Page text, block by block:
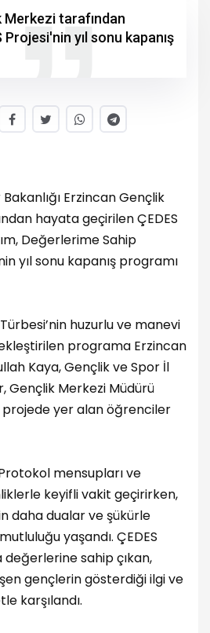
Merkezi tarafından
yıl sonu kapanış
Erzincan Gençlik
hayata geçirilen ÇEDES
Değerlerime Sahip
yıl sonu kapanış programı
huzurlu ve manevi
programa Erzincan
Kaya, Gençlik ve Spor İl
Gençlik Merkezi Müdürü
yer alan öğrenciler
mensupları ve
keyifli vakit geçirirken,
daha dualar ve şükürle
yaşandı. ÇEDES
değerlerine sahip çıkan,
gençlerin gösterdiği ilgi ve
karşılandı.